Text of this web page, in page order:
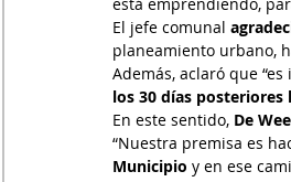
El jefe comunal
planeamiento urbano,
Además, aclaró que
los 30 días
En este sentido, De
“Nuestra premisa es
Municipio y en ese